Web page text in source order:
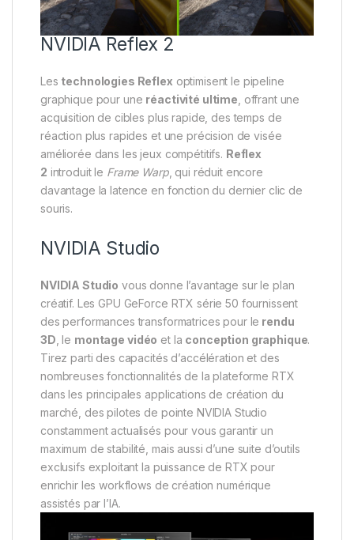
NVIDIA Reflex 2
Les technologies Reflex optimisent le pipeline
graphique pour une réactivité ultime , offrant une
acquisition de cibles plus rapide, des temps de
réaction plus rapides et une précision de visée
améliorée dans les jeux compétitifs. Reflex
2 introduit le Frame Warp, qui réduit encore
davantage la latence en fonction du dernier clic de
souris.
NVIDIA Studio
NVIDIA Studio vous donne l’avantage sur le plan
créatif. Les GPU GeForce RTX série 50 fournissent
des performances transformatrices pour le rendu
3D , le montage vidéo et la conception graphique.
Tirez parti des capacités d’accélération et des
nombreuses fonctionnalités de la plateforme RTX
dans les principales applications de création du
marché, des pilotes de pointe NVIDIA Studio
constamment actualisés pour vous garantir un
maximum de stabilité, mais aussi d’une suite d’outils
exclusifs exploitant la puissance de RTX pour
enrichir les workflows de création numérique
assistés par l’IA.